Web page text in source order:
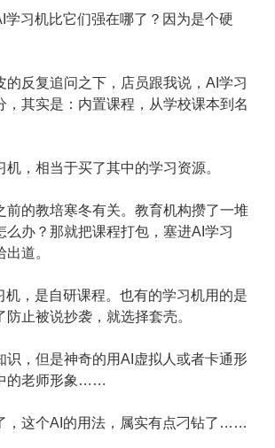
学习机比它们强在哪了？因为是个硬
的反复追问之下，店员跟我说，AI学习
，其实是：内置课程，从学校课本到名
，相当于买了其中的学习资源。
前的教培寒冬有关。教育机构攒了一堆
么办？那就把课程打包，塞进AI学习
道。
机，是自研课程。也有的学习机用的是
止被说抄袭，就选择套壳。
识，但是神奇的用AI虚拟人或者卡通形
的老师形象……
，这个AI的用法，属实有点刁钻了……